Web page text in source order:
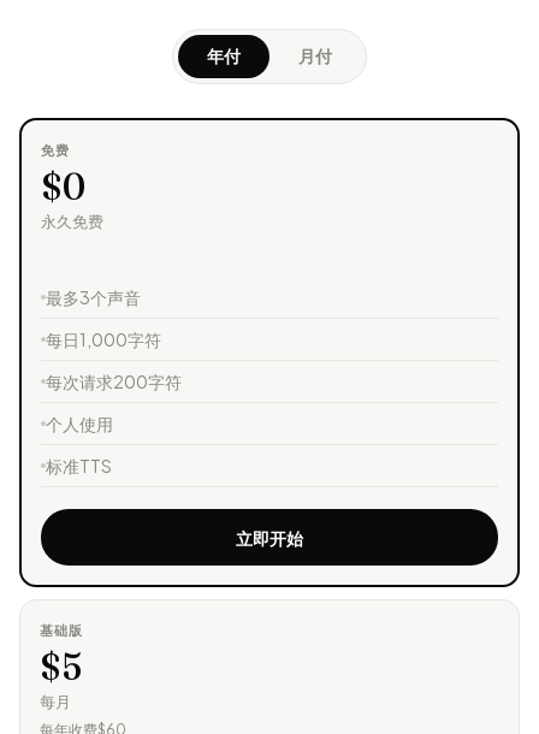
年付 月付
免费
$0
永久免费
最多3个声音
每日1,000字符
每次请求200字符
个人使用
标准TTS
立即开始
基础版
$5
每月
每年收费$60